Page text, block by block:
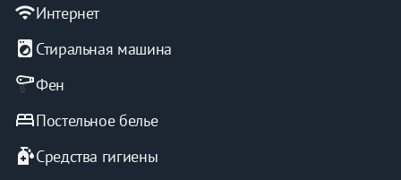
апартаменты.
wifiИнтернет
local_laundry_service Стиральная машина
Фен
bedПостельное белье
sanitizerСредства гигиены